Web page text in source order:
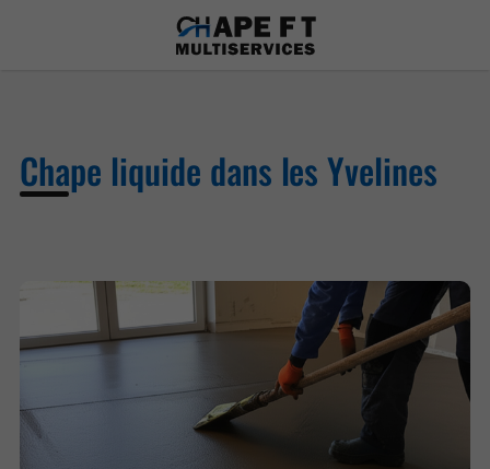
Chape liquide dans les Yvelines